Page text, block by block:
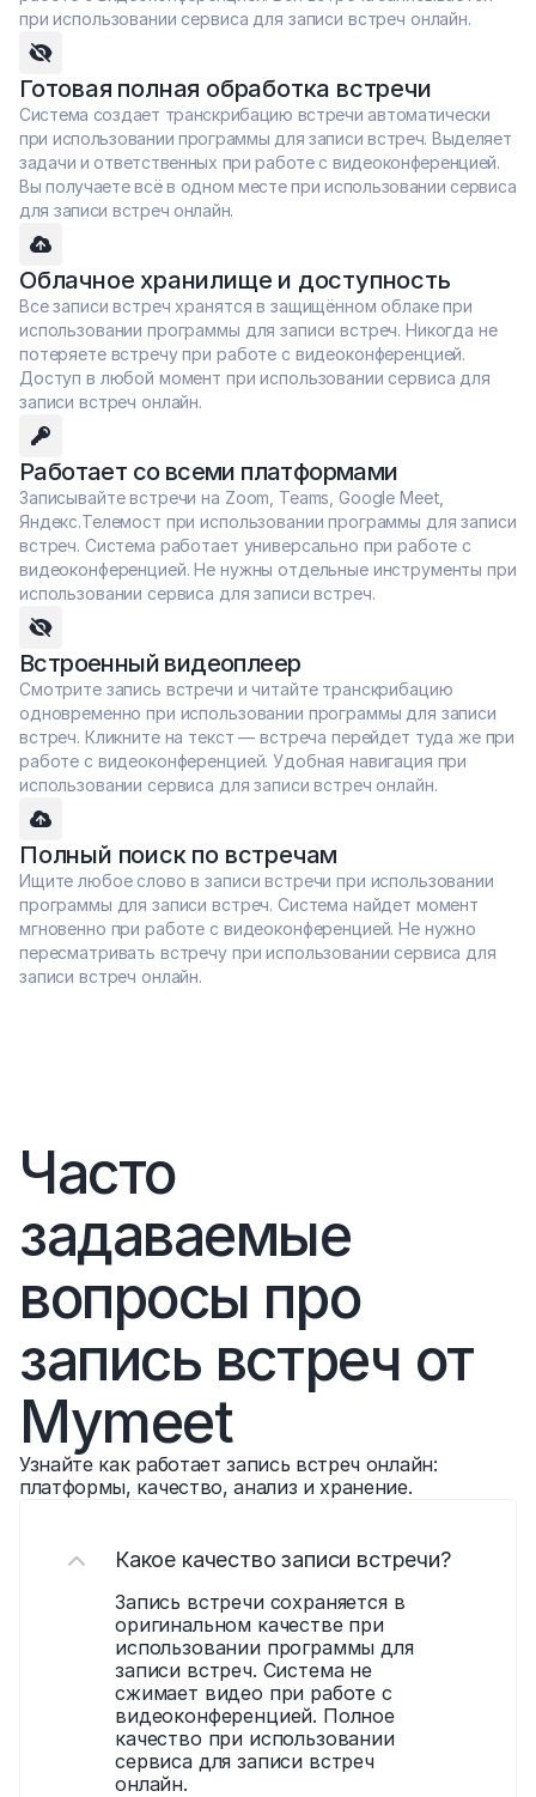
при использовании сервиса для записи встреч онлайн.
Готовая полная обработка встречи
Система создает транскрибацию встречи автоматически
при использовании программы для записи встреч. Выделяет
задачи и ответственных при работе с видеоконференцией.
Вы получаете всё в одном месте при использовании сервиса
для записи встреч онлайн.
Облачное хранилище и доступность
Все записи встреч хранятся в защищённом облаке при
использовании программы для записи встреч. Никогда не
потеряете встречу при работе с видеоконференцией.
Доступ в любой момент при использовании сервиса для
записи встреч онлайн.
Работает со всеми платформами
Записывайте встречи на Zoom, Teams, Google Meet,
Яндекс.Телемост при использовании программы для записи
встреч. Система работает универсально при работе с
видеоконференцией. Не нужны отдельные инструменты при
использовании сервиса для записи встреч.
Встроенный видеоплеер
Смотрите запись встречи и читайте транскрибацию
одновременно при использовании программы для записи
встреч. Кликните на текст — встреча перейдет туда же при
работе с видеоконференцией. Удобная навигация при
использовании сервиса для записи встреч онлайн.
Полный поиск по встречам
Ищите любое слово в записи встречи при использовании
программы для записи встреч. Система найдет момент
мгновенно при работе с видеоконференцией. Не нужно
пересматривать встречу при использовании сервиса для
записи встреч онлайн.
Часто
задаваемые
вопросы про
запись встреч от
Mymeet
Узнайте как работает запись встреч онлайн:
платформы, качество, анализ и хранение.
Какое качество записи встречи?
Запись встречи сохраняется в
оригинальном качестве при
использовании программы для
записи встреч. Система не
сжимает видео при работе с
видеоконференцией. Полное
качество при использовании
сервиса для записи встреч
онлайн.